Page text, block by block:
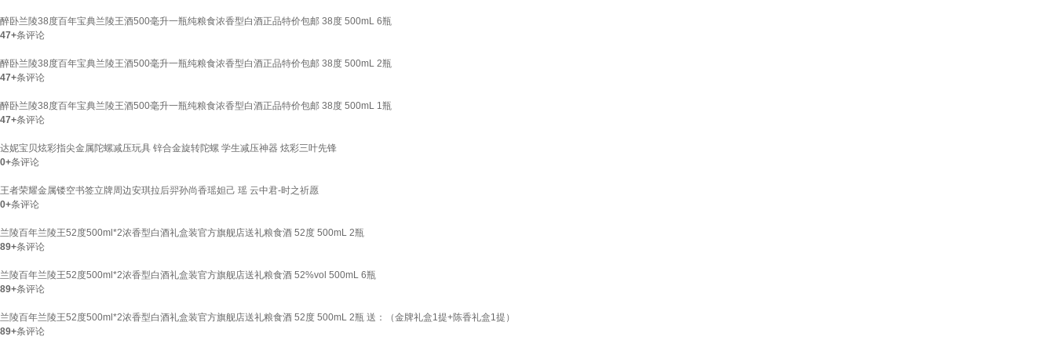
醉卧兰陵38度百年宝典兰陵王酒500毫升一瓶纯粮食浓香型白酒正品特价包邮 38度 500mL 6瓶
47+条评论
醉卧兰陵38度百年宝典兰陵王酒500毫升一瓶纯粮食浓香型白酒正品特价包邮 38度 500mL 2瓶
47+条评论
醉卧兰陵38度百年宝典兰陵王酒500毫升一瓶纯粮食浓香型白酒正品特价包邮 38度 500mL 1瓶
47+条评论
达妮宝贝炫彩指尖金属陀螺减压玩具 锌合金旋转陀螺 学生减压神器 炫彩三叶先锋
0+条评论
王者荣耀金属镂空书签立牌周边安琪拉后羿孙尚香瑶妲己 瑶 云中君-时之祈愿
0+条评论
兰陵百年兰陵王52度500ml*2浓香型白酒礼盒装官方旗舰店送礼粮食酒 52度 500mL 2瓶
89+条评论
兰陵百年兰陵王52度500ml*2浓香型白酒礼盒装官方旗舰店送礼粮食酒 52%vol 500mL 6瓶
89+条评论
兰陵百年兰陵王52度500ml*2浓香型白酒礼盒装官方旗舰店送礼粮食酒 52度 500mL 2瓶 送：（金牌礼盒1提+陈香礼盒1提）
89+条评论